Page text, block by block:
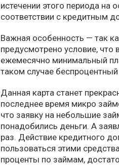
истечении этого периода на
соответствии с кредитным
Важная особенность — так
предусмотрено условие, что
ежемесячно минимальный
таком случае
Данная карта станет
последнее время микро
что заявку на небольшие
понадобились деньги. А
раз. Действие кредитного
пользоваться этими
проценты по займам,